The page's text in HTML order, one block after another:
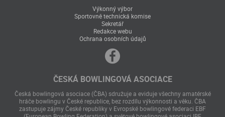
Výkonný výbor
Sportovně technická komise
Sekretář
Redakce webu
Ochrana osobních údajů
ČESKÁ BOWLINGOVÁ ASOCIACE
Česká bowlingová asociace (ČBA) sdružuje a eviduje všechny amatérské
hráče bowlingu v České republice, bez rozdílu výkonnosti a věku. ČBA
zastupuje zájmy České republiky v Evropské bowlingové federaci EBF